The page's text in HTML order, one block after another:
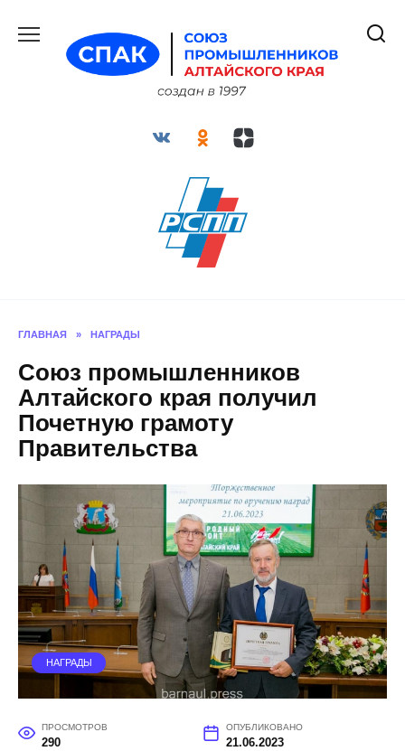
содержанию
ГЛАВНАЯ » НАГРАДЫ
Союз промышленников
Алтайского края получил
Почетную грамоту
Правительства
НАГРАДЫ
ПРОСМОТРОВ
290
ОПУБЛИКОВАНО
21.06.2023